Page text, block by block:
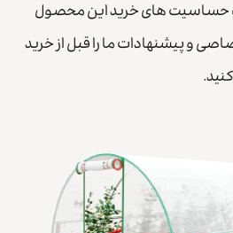
حساسیت های خرید این محصول
و پیشنهادات ما را قبل از خرید